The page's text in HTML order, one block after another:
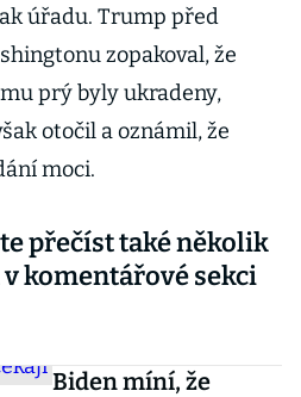
úřadu. Trump před
zopakoval, že
prý byly ukradeny,
otočil a oznámil, že
moci.
přečíst také několik
komentářové sekci
Biden míní, že